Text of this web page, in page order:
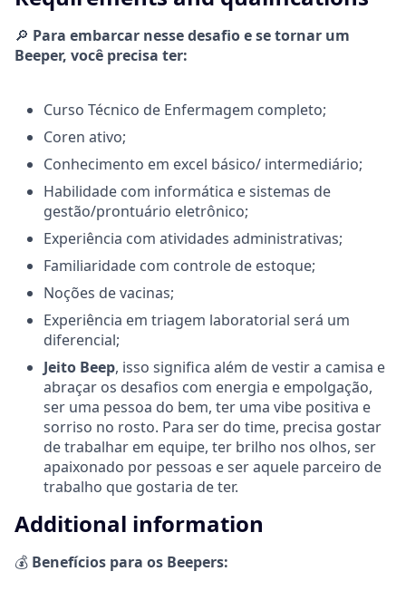
🔎 Para embarcar nesse desafio e se tornar um
Beeper, você precisa ter:
Curso Técnico de Enfermagem completo;
Coren ativo;
Conhecimento em excel básico/ intermediário;
Habilidade com informática e sistemas de
gestão/prontuário eletrônico;
Experiência com atividades administrativas;
Familiaridade com controle de estoque;
Noções de vacinas;
Experiência em triagem laboratorial será um
diferencial;
Jeito Beep, isso significa além de vestir a camisa e
abraçar os desafios com energia e empolgação,
ser uma pessoa do bem, ter uma vibe positiva e
sorriso no rosto. Para ser do time, precisa gostar
de trabalhar em equipe, ter brilho nos olhos, ser
apaixonado por pessoas e ser aquele parceiro de
trabalho que gostaria de ter.
Additional information
💰 Benefícios para os Beepers: